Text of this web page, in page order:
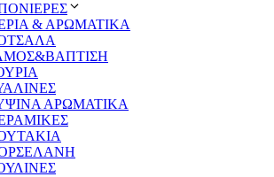
& ΑΡΩΜΑΤΙΚΑ
ΑΡΩΜΑΤΙΚΑ